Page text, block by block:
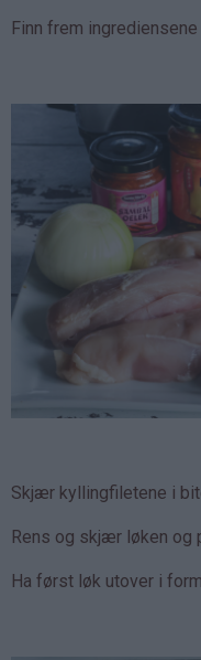
Finn frem
Skjær kyllingfiletene i
Rens og skjær løken og
Ha først løk utover i